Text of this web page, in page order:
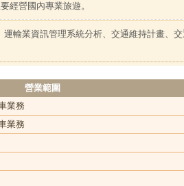
經營國內專業旅遊。
輸業資訊管理系統分析、交通維持計畫、交
營業範圍
業務
業務